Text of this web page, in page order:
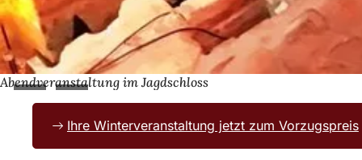
Abendveranstaltung im Jagdschloss
Ihre Winterveranstaltung jetzt zum Vorzugspreis